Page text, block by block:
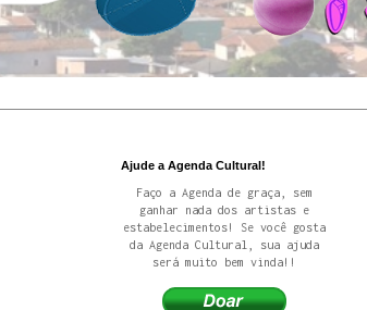
Ajude a Agenda Cultural!
Faço a Agenda de graça, sem
ganhar nada dos artistas e
estabelecimentos! Se você gosta
da Agenda Cultural, sua ajuda
será muito bem vinda!!